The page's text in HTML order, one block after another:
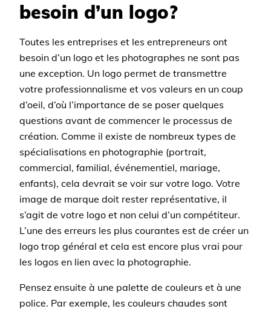
besoin d’un logo?
Toutes les entreprises et les entrepreneurs ont
besoin d’un logo et les photographes ne sont pas
une exception. Un logo permet de transmettre
votre professionnalisme et vos valeurs en un coup
d’oeil, d’où l’importance de se poser quelques
questions avant de commencer le processus de
création. Comme il existe de nombreux types de
spécialisations en photographie (portrait,
commercial, familial, événementiel, mariage,
enfants), cela devrait se voir sur votre logo. Votre
image de marque doit rester représentative, il
s’agit de votre logo et non celui d’un compétiteur.
L’une des erreurs les plus courantes est de créer un
logo trop général et cela est encore plus vrai pour
les logos en lien avec la photographie.
Pensez ensuite à une palette de couleurs et à une
police. Par exemple, les couleurs chaudes sont